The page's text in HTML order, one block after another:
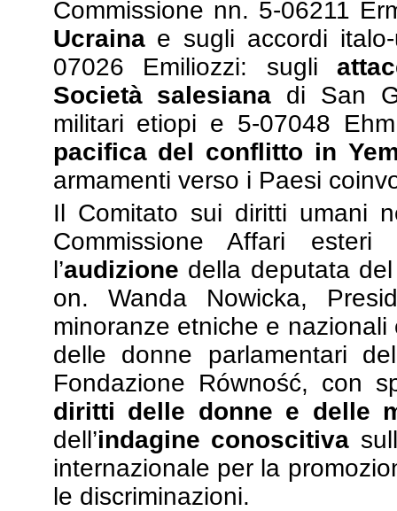
Commissione nn. 5-06211
Ucrainae sugli accordi italo-
07026 Emiliozzi: sugli
Società salesiana di San
militari etiopi e 5-07048
pacifica del conflitto in
armamenti verso i Paesi
Il Comitato sui diritti umani
Commissione Affari
l’audizione della deputata
on. Wanda Nowicka,
minoranze etniche e
delle donne parlamentari
Fondazione Równość, con
diritti delle donne e delle
dell’indagine conoscitiva
internazionale per la
le discriminazioni.